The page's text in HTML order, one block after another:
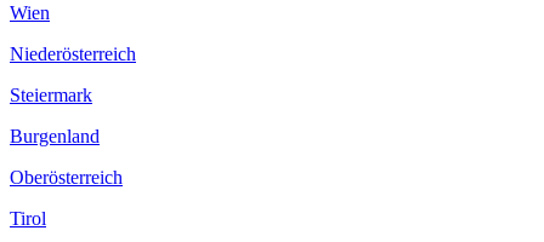
Wien
Niederösterreich
Steiermark
Burgenland
Oberösterreich
Tirol